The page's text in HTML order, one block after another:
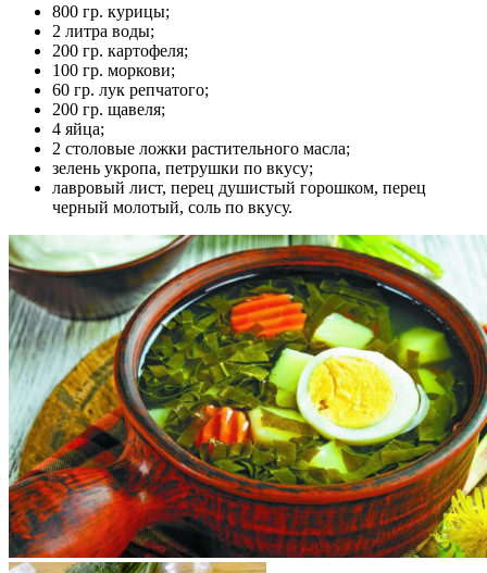
800 гр. курицы;
2 литра воды;
200 гр. картофеля;
100 гр. моркови;
60 гр. лук репчатого;
200 гр. щавеля;
4 яйца;
2 столовые ложки растительного масла;
зелень укропа, петрушки по вкусу;
лавровый лист, перец душистый горошком, перец
черный молотый, соль по вкусу.